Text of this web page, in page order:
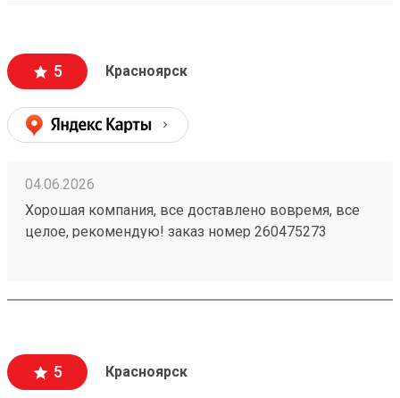
5 Красноярск
04.06.2026
Хорошая компания, все доставлено вовремя, все
целое, рекомендую! заказ номер 260475273
5 Красноярск